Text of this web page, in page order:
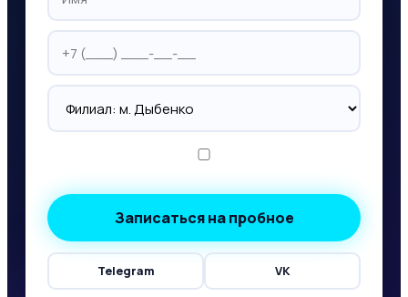
Записаться на пробное
Telegram VK